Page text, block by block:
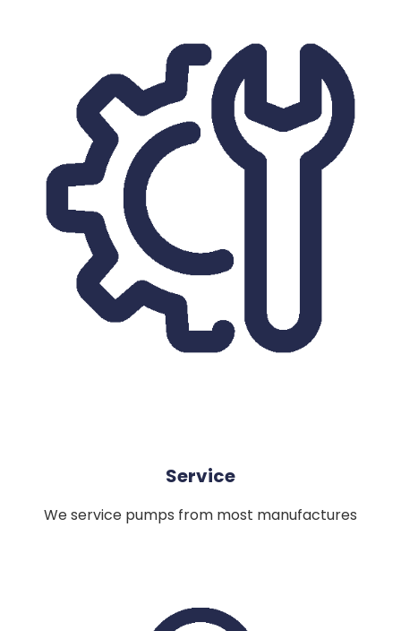
Service
We service pumps from most manufactures